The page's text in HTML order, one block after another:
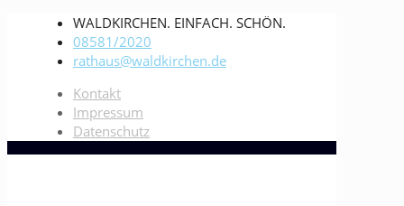
WALDKIRCHEN. EINFACH. SCHÖN.
08581/2020
rathaus@waldkirchen.de
Kontakt
Impressum
Datenschutz